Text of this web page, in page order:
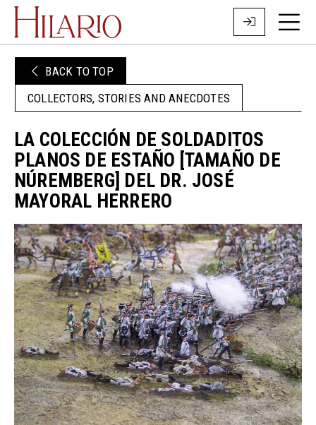
BACK TO TOP
COLLECTORS, STORIES AND ANECDOTES
LA COLECCIÓN DE SOLDADITOS
PLANOS DE ESTAÑO [TAMAÑO DE
NÚREMBERG] DEL DR. JOSÉ
MAYORAL HERRERO